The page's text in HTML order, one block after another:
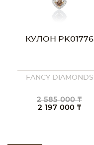
КУЛОН PK01776
FANCY DIAMONDS
2 585 000 ₸
2 197 000 ₸